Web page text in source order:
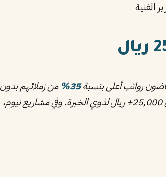
الفنية
35%
من زملائهم بدون
شهادات مهنية. راتب مهندس مدني في السعودية يبدأ من 8,000 ريال لحديثي التخرج ويصل إلى 25,000+ ريال لذوي الخبرة. وفي مشاريع نيوم،